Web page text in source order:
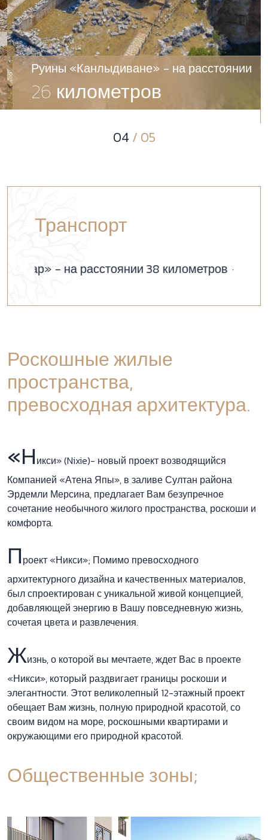
Руины «Канлыдиване» - на расстоянии
26 километров
04 / 05
Транспорт
38 километров «Райские и
Роскошные жилые
пространства,
превосходная архитектура.
«Никси» (Nixie)- новый проект возводящийся
Компанией «Атена Япы», в заливе Султан района
Эрдемли Мерсина, предлагает Вам безупречное
сочетание необычного жилого пространства, роскоши и
комфорта.
Проект «Никси»; Помимо превосходного
архитектурного дизайна и качественных материалов,
был спроектирован с уникальной живой концепцией,
добавляющей энергию в Вашу повседневную жизнь,
сочетая цвета и развлечения.
Жизнь, о которой вы мечтаете, ждет Вас в проекте
«Никси», который раздвигает границы роскоши и
элегантности. Этот великолепный 12-этажный проект
обещает Вам жизнь, полную природной красотой, со
своим видом на море, роскошными квартирами и
окружающими его природной красотой.
Общественные зоны;